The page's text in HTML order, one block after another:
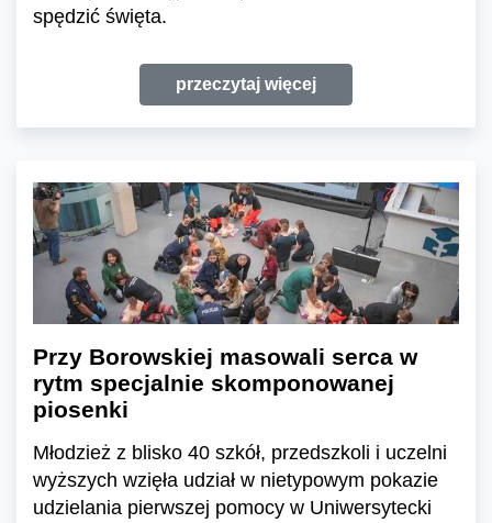
spędzić święta.
przeczytaj więcej
Przy Borowskiej masowali serca w
rytm specjalnie skomponowanej
piosenki
Młodzież z blisko 40 szkół, przedszkoli i uczelni
wyższych wzięła udział w nietypowym pokazie
udzielania pierwszej pomocy w Uniwersytecki